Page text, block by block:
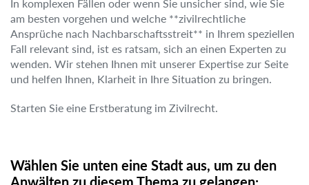
In komplexen Fällen oder wenn Sie unsicher sind, wie Sie
am besten vorgehen und welche **zivilrechtliche
Ansprüche nach Nachbarschaftsstreit** in Ihrem speziellen
Fall relevant sind, ist es ratsam, sich an einen Experten zu
wenden. Wir stehen Ihnen mit unserer Expertise zur Seite
und helfen Ihnen, Klarheit in Ihre Situation zu bringen.
Starten Sie eine Erstberatung im Zivilrecht.
Wählen Sie unten eine Stadt aus, um zu den
Anwälten zu diesem Thema zu gelangen: